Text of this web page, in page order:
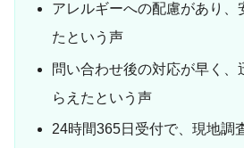
アレルギーへの配慮があり、
たという声
問い合わせ後の対応が早く、
らえたという声
24時間365日受付で、現地調